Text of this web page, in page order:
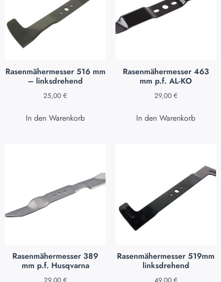
Rasenmähermesser 516 mm
– linksdrehend
25,00 €
In den Warenkorb
Rasenmähermesser 463
mm p.f. AL-KO
29,00 €
In den Warenkorb
Rasenmähermesser 389
mm p.f. Husqvarna
Rasenmähermesser 519mm
linksdrehend